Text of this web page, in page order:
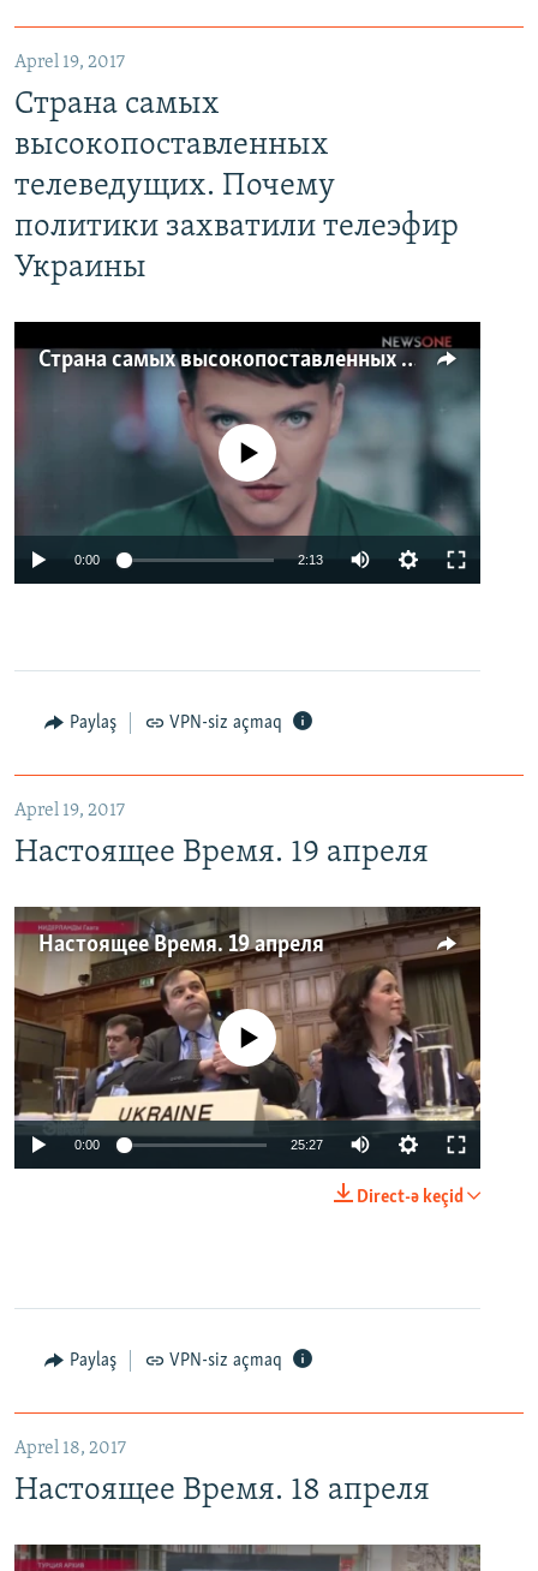
Aprel 19, 2017
Страна самых
высокопоставленных
телеведущих. Почему
политики захватили телеэфир
Украины
Страна самых высокопоставленных телеведущих. Почему политики захватили телеэфир Украины
No media source currently available
0:00 2:13
Paylaş VPN-siz açmaq
Aprel 19, 2017
Настоящее Время. 19 апреля
Настоящее Время. 19 апреля
No media source currently available
0:00 25:27
Direct-ə keçid
Paylaş VPN-siz açmaq
Aprel 18, 2017
Настоящее Время. 18 апреля